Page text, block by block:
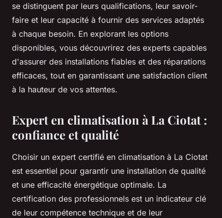
se distinguent par leurs qualifications, leur savoir-
faire et leur capacité à fournir des services adaptés
à chaque besoin. En explorant les options
disponibles, vous découvrirez des experts capables
d'assurer des installations fiables et des réparations
efficaces, tout en garantissant une satisfaction client
à la hauteur de vos attentes.
Expert en climatisation à La Ciotat :
confiance et qualité
Choisir un expert certifié en climatisation à La Ciotat
est essentiel pour garantir une installation de qualité
et une efficacité énergétique optimale. La
certification des professionnels est un indicateur clé
de leur compétence technique et de leur